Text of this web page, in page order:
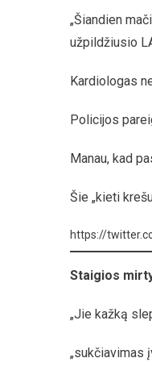
„Šiandien
užpildžiusio
Kardiologas
Policijos
Manau, kad
Šie „kieti
https://
Staigios
„Jie kažką
„sukčiavimas